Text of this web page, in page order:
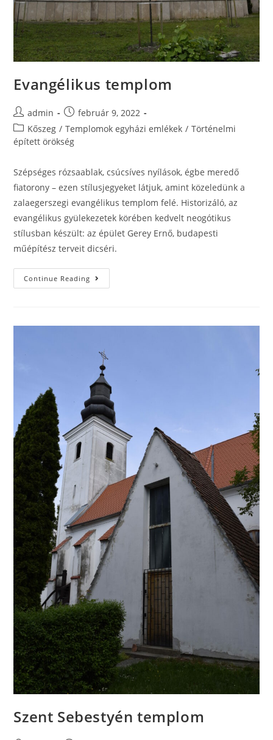
Evangélikus templom
admin
február 9, 2022
Kőszeg / Templomok egyházi emlékek / Történelmi
épített örökség
Szépséges rózsaablak, csúcsíves nyílások, égbe meredő
fiatorony – ezen stílusjegyeket látjuk, amint közeledünk a
zalaegerszegi evangélikus templom felé. Historizáló, az
evangélikus gyülekezetek körében kedvelt neogótikus
stílusban készült: az épület Gerey Ernő, budapesti
műépítész terveit dicséri.
Continue Reading
Szent Sebestyén templom